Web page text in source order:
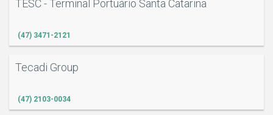
TESC - Terminal Portuário Santa Catarina
(47) 3471-2121
Tecadi Group
(47) 2103-0034